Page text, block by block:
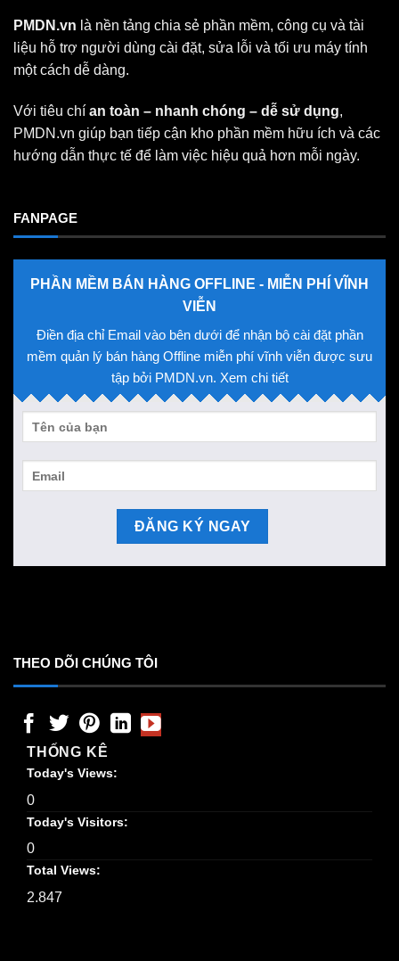
PMDN.vn là nền tảng chia sẻ phần mềm, công cụ và tài
liệu hỗ trợ người dùng cài đặt, sửa lỗi và tối ưu máy tính
một cách dễ dàng.
Với tiêu chí an toàn – nhanh chóng – dễ sử dụng,
PMDN.vn giúp bạn tiếp cận kho phần mềm hữu ích và các
hướng dẫn thực tế để làm việc hiệu quả hơn mỗi ngày.
FANPAGE
PHẦN MỀM BÁN HÀNG OFFLINE - MIỄN PHÍ VĨNH
VIỄN
Điền địa chỉ Email vào bên dưới để nhận bộ cài đặt phần
mềm quản lý bán hàng Offline miễn phí vĩnh viễn được sưu
tập bởi PMDN.vn. Xem chi tiết
THEO DÕI CHÚNG TÔI
THỐNG KÊ
Today's Views:
0
Today's Visitors:
0
Total Views:
2.847